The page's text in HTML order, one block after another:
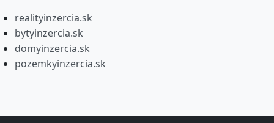
realityinzercia.sk
bytyinzercia.sk
domyinzercia.sk
pozemkyinzercia.sk